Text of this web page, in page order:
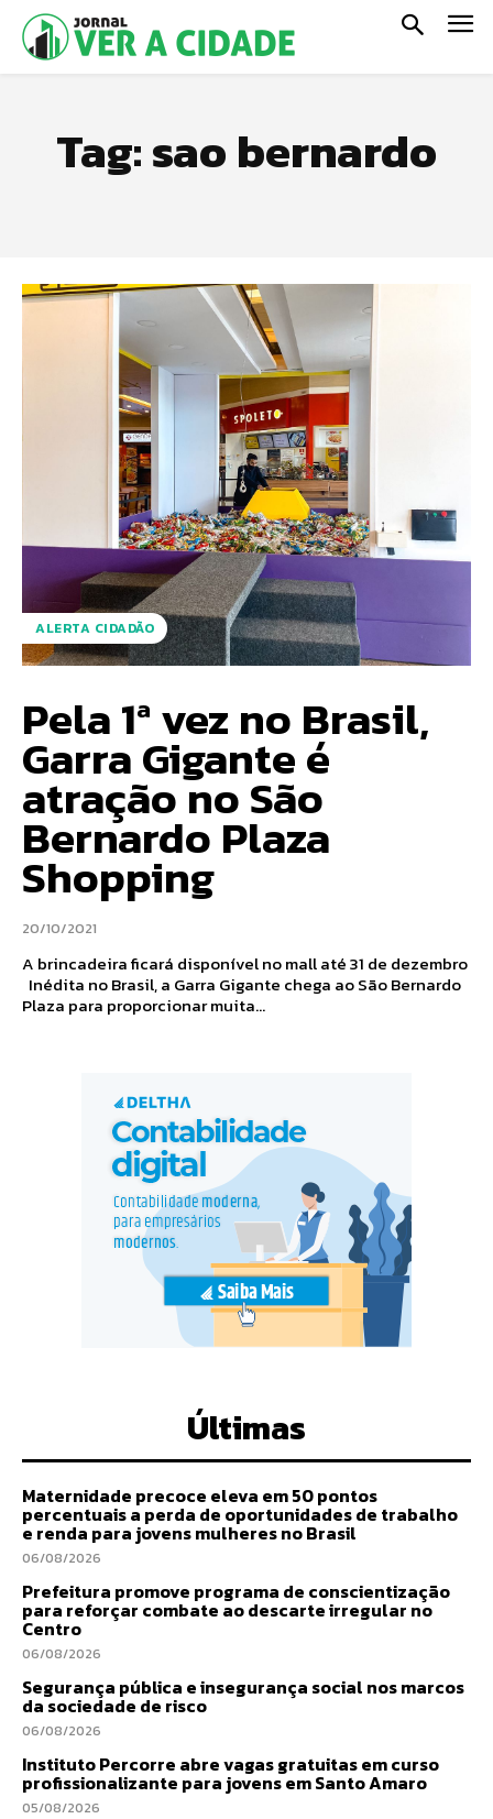
Tag:sao bernardo
ALERTA CIDADÃO
Pela 1ª vez no Brasil,
Garra Gigante é
atração no São
Bernardo Plaza
Shopping
20/10/2021
A brincadeira ficará disponível no mall até 31 de dezembro
Plaza para proporcionar muita...
Últimas
Maternidade precoce eleva em 50 pontos
percentuais a perda de oportunidades de trabalho
e renda para jovens mulheres no Brasil
06/08/2026
Prefeitura promove programa de conscientização
para reforçar combate ao descarte irregular no
Centro
06/08/2026
Segurança pública e insegurança social nos marcos
da sociedade de risco
06/08/2026
Instituto Percorre abre vagas gratuitas em curso
profissionalizante para jovens em Santo Amaro
05/08/2026